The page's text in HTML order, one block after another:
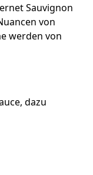
Sauvignon
von
werden von
dazu